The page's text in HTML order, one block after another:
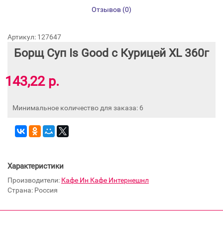
Отзывов (0)
Артикул: 127647
Борщ Суп Is Good с Курицей XL 360г
143,22 р.
Минимальное количество для заказа: 6
Характеристики
Производители: Кафе Ин Кафе Интернешнл
Страна: Россия